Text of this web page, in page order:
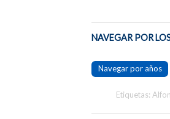
NAVEGAR POR
Navegar por años
Etiquetas: